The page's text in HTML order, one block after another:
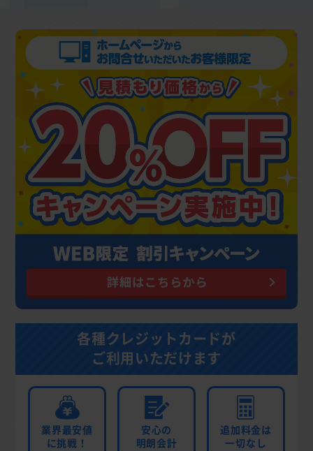
各種クレジットカードが
ご利用いただけます
業界最安値
に挑戦！
安心の
明朗会計
追加料金は
一切なし